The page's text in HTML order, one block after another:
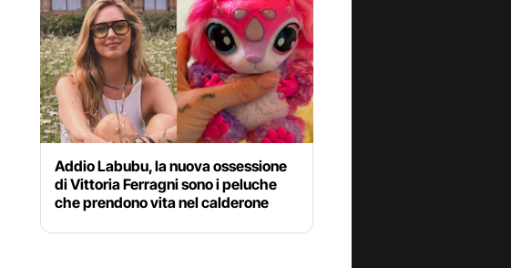
Addio Labubu, la nuova ossessione
di Vittoria Ferragni sono i peluche
che prendono vita nel calderone